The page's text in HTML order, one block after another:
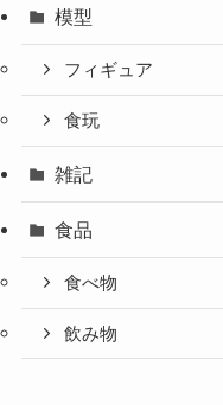
模型
フィギュア
食玩
雑記
食品
食べ物
飲み物